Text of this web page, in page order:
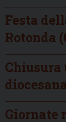
Festa
Rotonda
Giornate